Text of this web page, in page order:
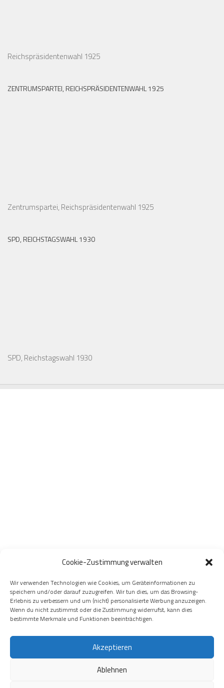
Cookie-Zustimmung verwalten
Wir verwenden Technologien wie Cookies, um Geräteinformationen zu
speichern und/oder darauf zuzugreifen. Wir tun dies, um das Browsing-
Erlebnis zu verbessern und um (nicht) personalisierte Werbung anzuzeigen.
Wenn du nicht zustimmst oder die Zustimmung widerrufst, kann dies
bestimmte Merkmale und Funktionen beeinträchtigen.
Akzeptieren
Ablehnen
Reichspräsidentenwahl 1925
ZENTRUMSPARTEI, REICHSPRÄSIDENTENWAHL 1925
Zentrumspartei, Reichspräsidentenwahl 1925
SPD, REICHSTAGSWAHL 1930
SPD, Reichstagswahl 1930